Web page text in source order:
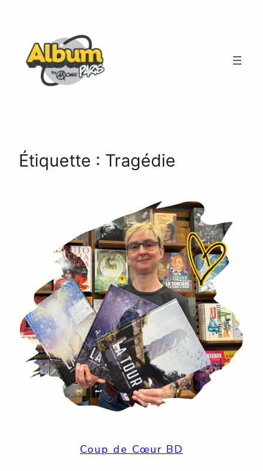
contenu
Étiquette : Tragédie
Coup de Cœur BD